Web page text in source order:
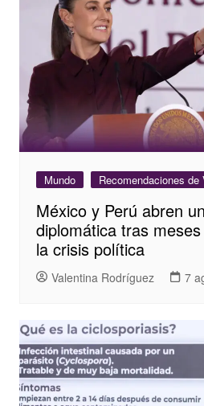
Mundo Recomendaciones de
México y Perú abren
diplomática tras
la crisis política
Valentina Rodríguez 7